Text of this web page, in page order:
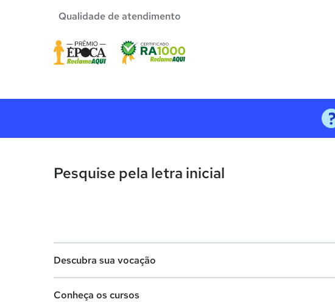
Qualidade de atendimento
Pesquise pela letra inicial
Descubra sua vocação
Conheça os cursos